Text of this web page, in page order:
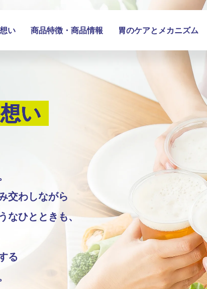
い 商品特徴・ 商品情報 胃のケアと メカニズム
い
交わしながら
なひとときも、
る